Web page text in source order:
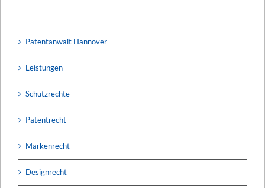
Patentanwalt Hannover
Leistungen
Schutzrechte
Patentrecht
Markenrecht
Designrecht